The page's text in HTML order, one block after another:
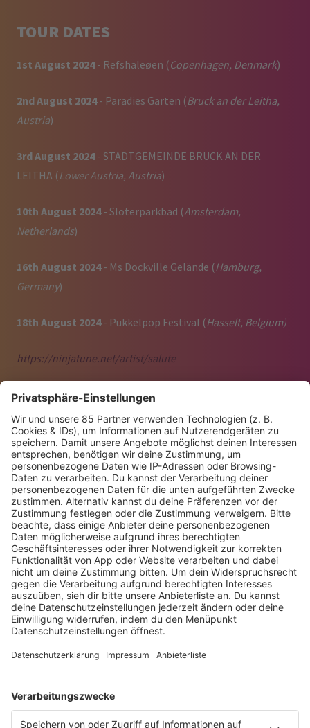
TOUR DATES
1st August 2024- Refshaleøen (Copenhagen, Denmark)
2nd August 2024- Paradies Garten (Bruck an der Leitha,
Austria)
3rd August 2024- STADTGEMEINDE BRUCK AN DER
LEITHA (Lower Austria, Austria)
10th August 2024- Sloterparkbad (Amsterdam,
Netherlands)
16th August 2024- Ms Dockville Gelände (Hamburg,
Germany)
18th August 2024- Pukkelpop Festival (Hasselt, Belgium)
https://ninjatune.net/artist/salute
SALUTE - "LUV STUCK (WITH
PIRI)"